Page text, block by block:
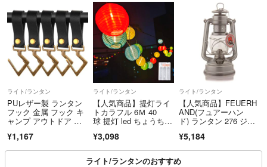
ライト/ランタン
PUレザー製 ランタン
フック 金属 フック キ
ャンプ アウトドア ハ
¥1,167
ライト/ランタン
【人気商品】提灯ライ
トカラフル 6Ｍ 40
球 提灯 led ちょうちん
¥3,098
ライト/ランタン
【人気商品】FEUERH
AND(フュアーハン
ド) ランタン 276 ジン
¥5,184
ライト/ランタンのおすすめ